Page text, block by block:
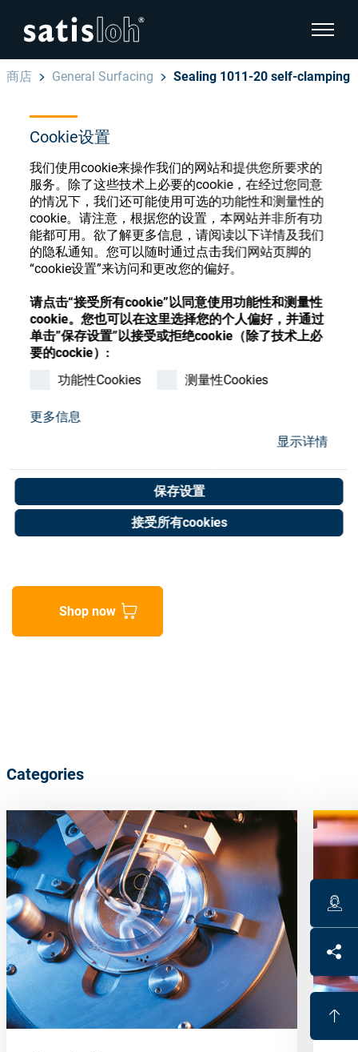
Cookie设置
我们使用cookie来操作我们的网站和提供您所要求的
服务。除了这些技术上必要的cookie，在经过您同意
的情况下，我们还可能使用可选的功能性和测量性的
cookie。请注意，根据您的设置，本网站并非所有功
能都可用。欲了解更多信息，请阅读以下详情及我们
的隐私通知。您可以随时通过点击我们网站页脚的
“cookie设置”来访问和更改您的偏好。
请点击“接受所有cookie”以同意使用功能性和测量性
cookie。您也可以在这里选择您的个人偏好，并通过
单击”保存设置”以接受或拒绝cookie（除了技术上必
要的cockie）:
功能性Cookies
测量性Cookies
更多信息
显示详情
保存设置
接受所有cookies
显示页
汉语
眼镜光学
精密光学
我们是谁
加入我们
隐藏页面导航
English
Deutsch
Español
Français
商店 General Surfacing Sealing 1011-20 self-clamping
眼镜光学耗材商店
注册或登录以访问您的帐户，并了解我们的各
种眼镜光学耗材
注册 登录
Sealing 1011-20 self-
clamping
Art. No. 50000490
Unit of measure : Meter
Shop now
Categories